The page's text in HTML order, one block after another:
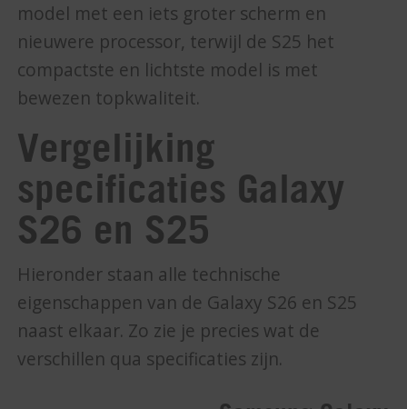
model met een iets groter scherm en
nieuwere processor, terwijl de S25 het
compactste en lichtste model is met
bewezen topkwaliteit.
Vergelijking
specificaties Galaxy
S26 en S25
Hieronder staan alle technische
eigenschappen van de Galaxy S26 en S25
naast elkaar. Zo zie je precies wat de
verschillen qua specificaties zijn.